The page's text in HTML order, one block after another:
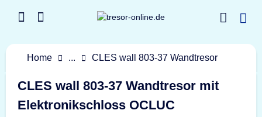
Home ... CLES wall 803-37 Wandtresor
CLES wall 803-37 Wandtresor mit
Elektronikschloss OCLUC